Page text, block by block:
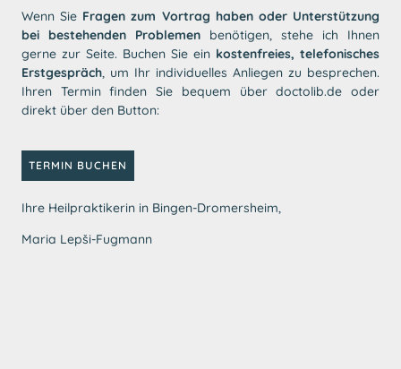
Wenn Sie Fragen zum Vortrag haben oder Unterstützung
bei bestehenden Problemen benötigen, stehe ich Ihnen
gerne zur Seite. Buchen Sie ein kostenfreies, telefonisches
Erstgespräch , um Ihr individuelles Anliegen zu besprechen.
Ihren Termin finden Sie bequem über doctolib.de oder
direkt über den Button:
TERMIN BUCHEN
Ihre Heilpraktikerin in Bingen-Dromersheim,
Maria Lepši-Fugmann